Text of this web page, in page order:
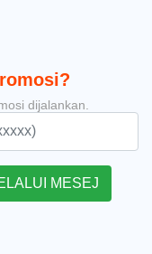
dijalankan.